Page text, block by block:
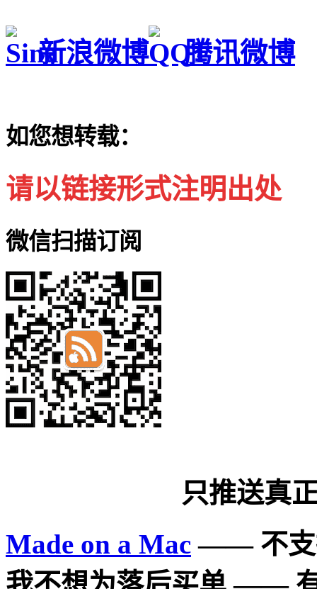
新浪微博 腾讯微博
如您想转载：
请以链接形式注明出处
微信扫描订阅
只推送真
Made on a Mac —— 不支